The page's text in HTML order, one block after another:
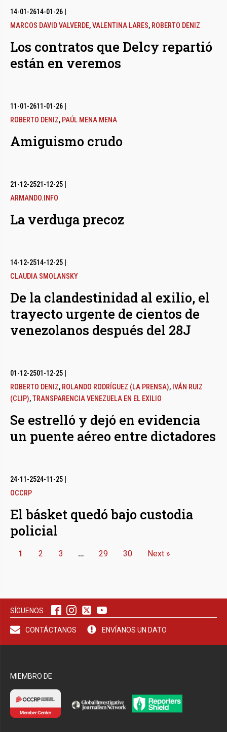
14-01-2614-01-26
MARCOS DAVID VALVERDE,VALENTINA LARES, ROBERTO DENIZ
Los contratos que Delcy repartió
están en veremos
11-01-2611-01-26
ROBERTO DENIZ, PAÚL MENA MENA
Amiguismo crudo
21-12-2521-12-25
ARMANDO.INFO
La verduga precoz
14-12-2514-12-25
CLAUDIA SMOLANSKY
De la clandestinidad al exilio, el
trayecto urgente de cientos de
venezolanos después del 28J
01-12-2501-12-25
ROBERTO DENIZ, ROLANDO RODRÍGUEZ (LA PRENSA), IVÁN RUIZ
(CLIP),TRANSPARENCIA VENEZUELA EN EL EXILIO
Se estrelló y dejó en evidencia
un puente aéreo entre dictadores
24-11-2524-11-25
OCCRP
El básket quedó bajo custodia
policial
1 2 3 … 29 30 Next »
SÍGUENOS
CONTÁCTANOS ENVÍANOS UN DATO
MIEMBRO DE